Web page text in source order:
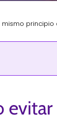
principio